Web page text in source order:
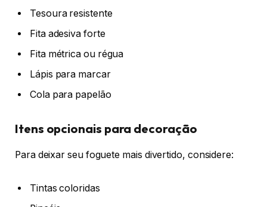
Tesoura resistente
Fita adesiva forte
Fita métrica ou régua
Lápis para marcar
Cola para papelão
Itens opcionais para decoração
Para deixar seu foguete mais divertido, considere:
Tintas coloridas